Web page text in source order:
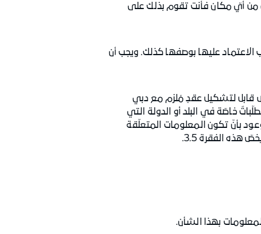
من أيّ مكان فأنت تقوم بذلك على
الاعتماد عليها بوصفها كذلك. ويجب أن
قابل لتشكيل عقدٍ مُلزم مع دبي
خاصّة في البلد أو الدولة التي
بأنّ تكون المعلومات المتعلّقة